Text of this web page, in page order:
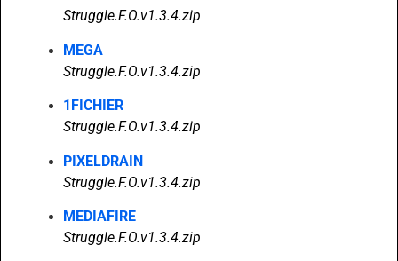
Struggle.F.O.v1.3.4.zip
MEGA
Struggle.F.O.v1.3.4.zip
1FICHIER
Struggle.F.O.v1.3.4.zip
PIXELDRAIN
Struggle.F.O.v1.3.4.zip
MEDIAFIRE
Struggle.F.O.v1.3.4.zip